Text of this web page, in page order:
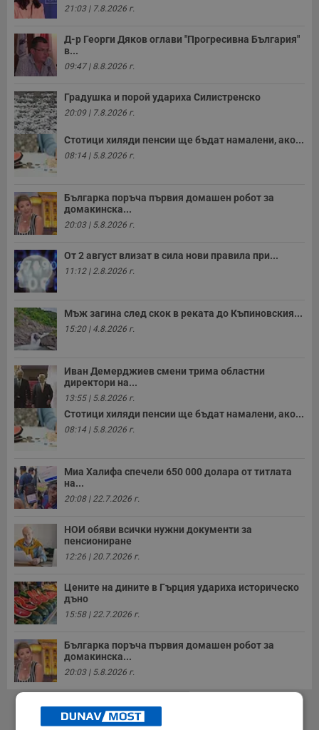
21:03 | 7.8.2026 г.
Д-р Георги Дяков оглави "Прогресивна България"
в...
09:47 | 8.8.2026 г.
Градушка и порой удариха Силистренско
20:09 | 7.8.2026 г.
Стотици хиляди пенсии ще бъдат намалени, ако...
08:14 | 5.8.2026 г.
Българка поръча първия домашен робот за
домакинска...
20:03 | 5.8.2026 г.
От 2 август влизат в сила нови правила при...
11:12 | 2.8.2026 г.
Мъж загина след скок в реката до Къпиновския...
15:20 | 4.8.2026 г.
Иван Демерджиев смени трима областни
директори на...
13:55 | 5.8.2026 г.
Стотици хиляди пенсии ще бъдат намалени, ако...
08:14 | 5.8.2026 г.
Миа Халифа спечели 650 000 долара от титлата
на...
20:08 | 22.7.2026 г.
НОИ обяви всички нужни документи за
пенсиониране
12:26 | 20.7.2026 г.
Цените на дините в Гърция удариха историческо
дъно
15:58 | 22.7.2026 г.
Българка поръча първия домашен робот за
домакинска...
20:03 | 5.8.2026 г.